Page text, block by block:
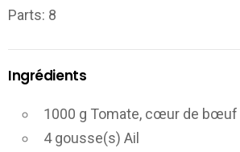
Parts: 8
Ingrédients
1000 g Tomate, cœur de bœuf
4 gousse(s) Ail